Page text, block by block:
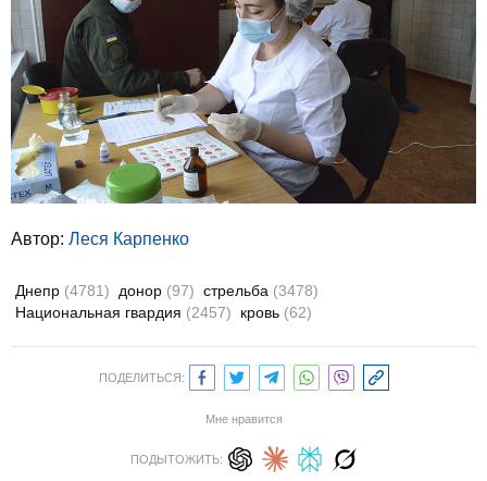
Автор: Леся Карпенко
Днепр (4781) донор (97) стрельба (3478)
Национальная гвардия (2457) кровь (62)
ПОДЕЛИТЬСЯ:
Мне нравится
ПОДЫТОЖИТЬ: